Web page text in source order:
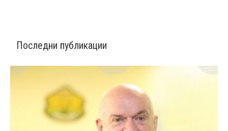
Последни публикации